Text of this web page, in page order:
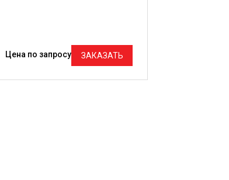
Цена по запросу ЗАКАЗАТЬ